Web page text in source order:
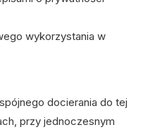
wykorzystania w
docierania do tej
przy jednoczesnym